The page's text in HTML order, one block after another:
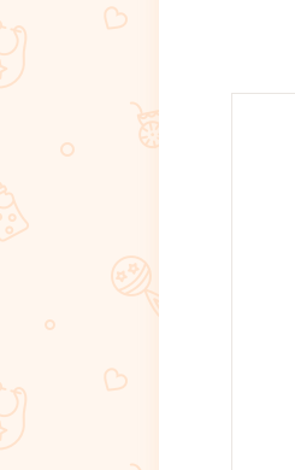
беременных и
VivaMama
660